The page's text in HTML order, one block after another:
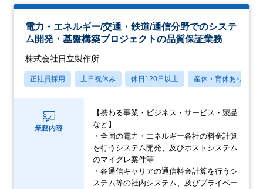
電力・エネルギー/交通・鉄道/通信分野でのシステ
ム開発・基盤構築プロジェクトの品質保証業務
株式会社日立製作所
正社員採用 土日祝休み 休日120日以上 産休・育休あり
業務内容
【携わる事業・ビジネス・サービス・製品
など】
・全国の電力・エネルギー各社の料金計算
を行うシステム開発、及びホストシステム
のマイグレ案件等
・各通信キャリアの通信料金計算を行うシ
ステム等の社内システム、及びプライベー